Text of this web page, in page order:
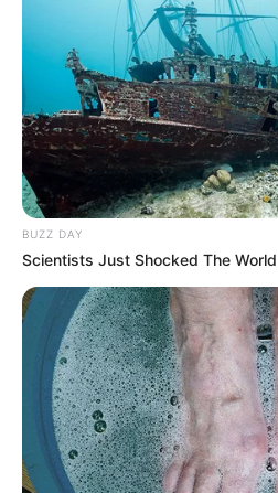
BUZZ DAY
Scientists Just Shocked The